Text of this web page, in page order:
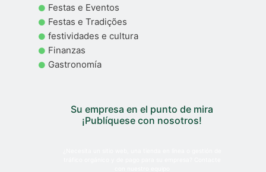
Festas e Eventos
Festas e Tradições
festividades e cultura
Finanzas
Gastronomía
Su empresa en el punto de mira
¡Publíquese con nosotros!